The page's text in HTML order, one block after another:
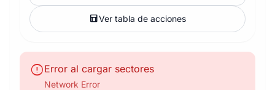
table_chartVer tabla de acciones
errorError al cargar sectores
Network Error